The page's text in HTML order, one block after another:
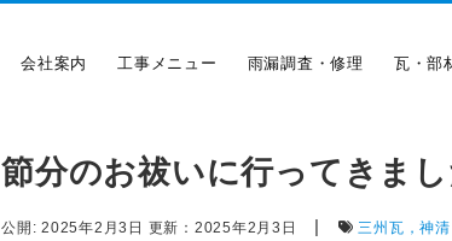
会社案内 工事メニュー 雨漏調査・修理 瓦・部
節分のお祓いに行ってきま
公開: 2025年2月3日 更新： 2025年2月3日 | 三州瓦，神清